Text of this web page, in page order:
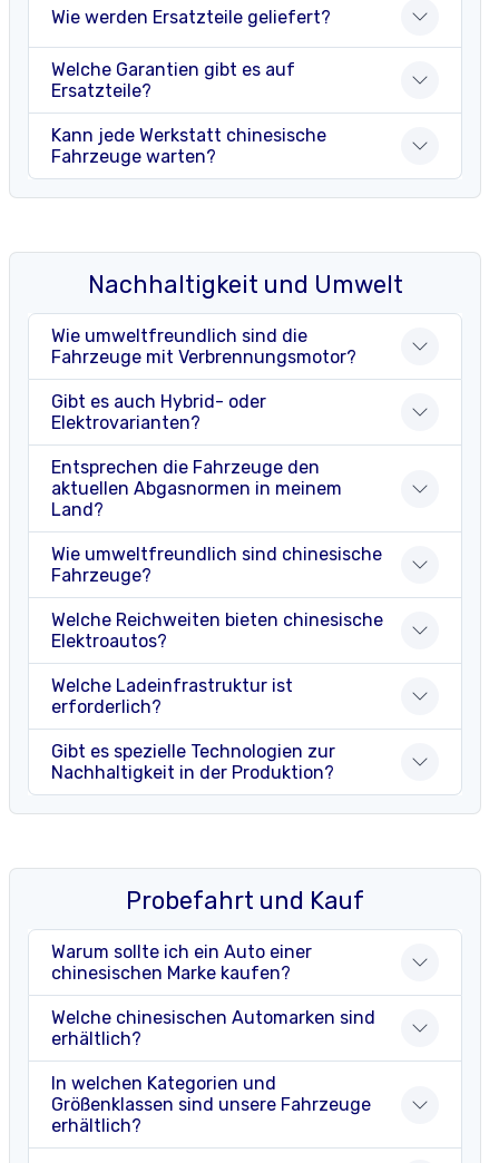
Wie werden Ersatzteile geliefert?
Welche Garantien gibt es auf
Ersatzteile?
Kann jede Werkstatt chinesische
Fahrzeuge warten?
Nachhaltigkeit und Umwelt
Wie umweltfreundlich sind die
Fahrzeuge mit Verbrennungsmotor?
Gibt es auch Hybrid- oder
Elektrovarianten?
Entsprechen die Fahrzeuge den
aktuellen Abgasnormen in meinem
Land?
Wie umweltfreundlich sind chinesische
Fahrzeuge?
Welche Reichweiten bieten chinesische
Elektroautos?
Welche Ladeinfrastruktur ist
erforderlich?
Gibt es spezielle Technologien zur
Nachhaltigkeit in der Produktion?
Probefahrt und Kauf
Warum sollte ich ein Auto einer
chinesischen Marke kaufen?
Welche chinesischen Automarken sind
erhältlich?
In welchen Kategorien und
Größenklassen sind unsere Fahrzeuge
erhältlich?